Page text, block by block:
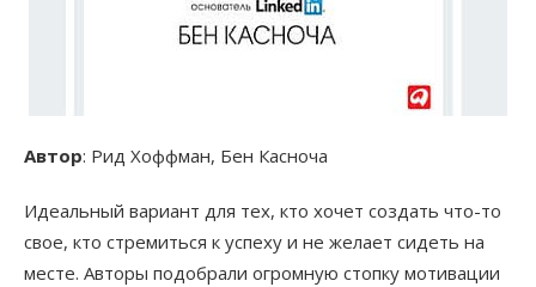
Автор: Рид Хоффман, Бен Касноча
Идеальный вариант для тех, кто хочет создать что-то
свое, кто стремиться к успеху и не желает сидеть на
месте. Авторы подобрали огромную стопку мотивации